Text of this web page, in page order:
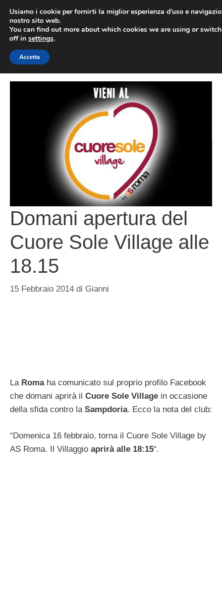
contenuto
Domani apertura del
Cuore Sole Village alle
18.15
15 Febbraio 2014 di Gianni
La Romaha comunicato sul proprio profilo Facebook
che domani aprirà il Cuore Sole Village in occasione
della sfida contro la Sampdoria. Ecco la nota del club:
“Domenica 16 febbraio, torna il Cuore Sole Village by
AS Roma. Il Villaggio aprirà alle 18:15“.
Usiamo i cookie per fornirti la miglior esperienza d'uso e
nostro sito web.
You can find out more about which cookies we are using or
off in settings.
Accetta